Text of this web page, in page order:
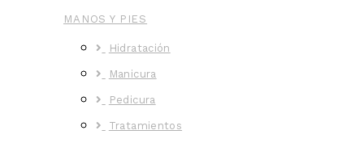
MANOS Y PIES
Hidratación
Manicura
Pedicura
Tratamientos